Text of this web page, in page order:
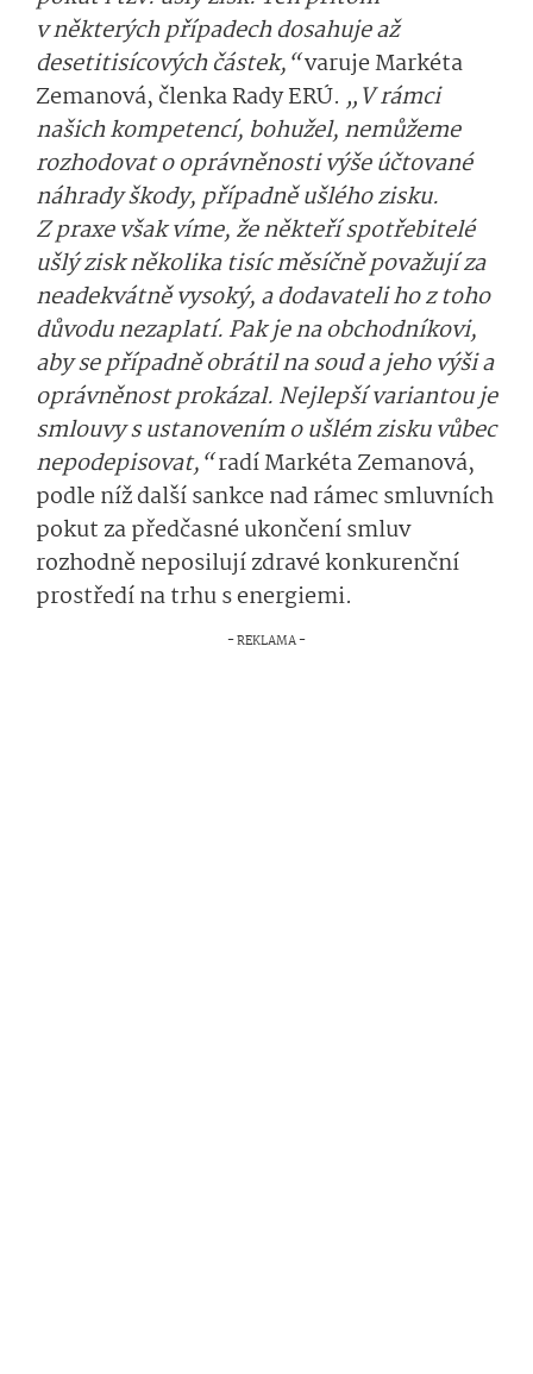
v některých případech dosahuje až
desetitisícových částek,“varuje Markéta
Zemanová, členka Rady ERÚ. „V rámci
našich kompetencí, bohužel, nemůžeme
rozhodovat o oprávněnosti výše účtované
náhrady škody, případně ušlého zisku.
Z praxe však víme, že někteří spotřebitelé
ušlý zisk několika tisíc měsíčně považují za
neadekvátně vysoký, a dodavateli ho z toho
důvodu nezaplatí. Pak je na obchodníkovi,
aby se případně obrátil na soud a jeho výši a
oprávněnost prokázal. Nejlepší variantou je
smlouvy s ustanovením o ušlém zisku vůbec
nepodepisovat,“radí Markéta Zemanová,
podle níž další sankce nad rámec smluvních
pokut za předčasné ukončení smluv
rozhodně neposilují zdravé konkurenční
prostředí na trhu s energiemi.